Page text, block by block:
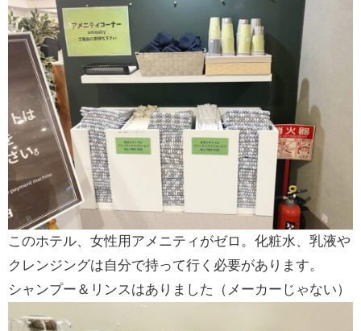
このホテル、女性用アメニティがゼロ。化粧水、乳液や
クレンジングは自分で持って行く必要があります。
シャンプー＆リンスはありました（メーカーじゃない）